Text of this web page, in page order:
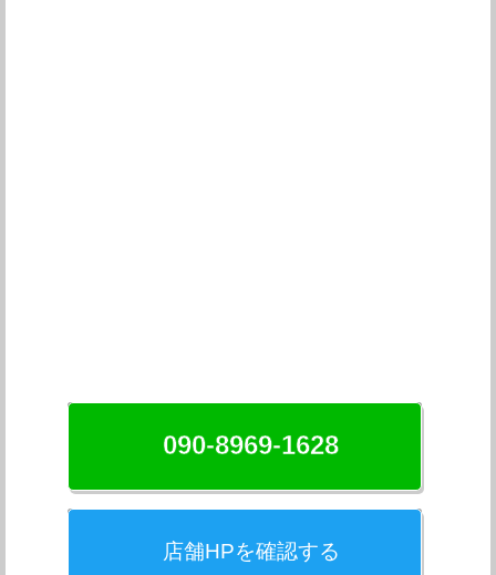
090-8969-1628
店舗HPを確認する